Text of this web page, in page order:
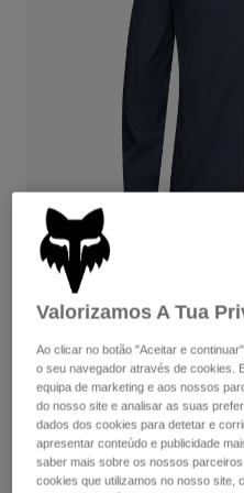
Calças
Calções
Casacos
Luvas
Protecções
Óculos
Meias
Acessórios
Peças sobressalentes
Calças
Luvas
Protections
Óculos
Bolsas e acessórios
Spare parts
T-Shirts & Tops
Sweatshirts Com ou Sem
Casacos
Calças & Shorts
Shirts
Ver tudo
Youth
Óculos de Proteção
Moto
Capacetes
Camisolas
Boots
Proteções
Gloves
Óculos de Proteção
Avaliações dos clientes
Jaqueta Ranger
Artigo n.º33385-329-S
Price reduced from
94,99 €to66,49 €
Valorizamos A Tua
Ao clicar no botão "Aceitar e
o seu navegador através de cookies.
equipa de marketing e aos nossos
do nosso site e analisar as suas
dados dos cookies para detetar e
apresentar conteúdo e publicidade
saber mais sobre os nossos
cookies que utilizamos no nosso site,